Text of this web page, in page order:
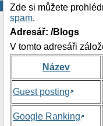
Zde si můžete
spam.
Adresář: /Blogs
V tomto adresáři
Název
Guest posting
Google Ranking